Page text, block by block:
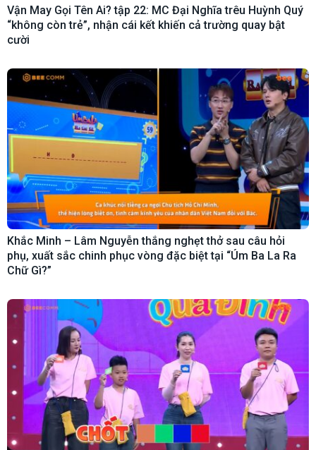
Vận May Gọi Tên Ai? tập 22: MC Đại Nghĩa trêu Huỳnh Quý
“không còn trẻ”, nhận cái kết khiến cả trường quay bật
cười
Khắc Minh – Lâm Nguyễn thắng nghẹt thở sau câu hỏi
phụ, xuất sắc chinh phục vòng đặc biệt tại “Úm Ba La Ra
Chữ Gì?”